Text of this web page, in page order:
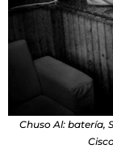
Chuso Al: batería,